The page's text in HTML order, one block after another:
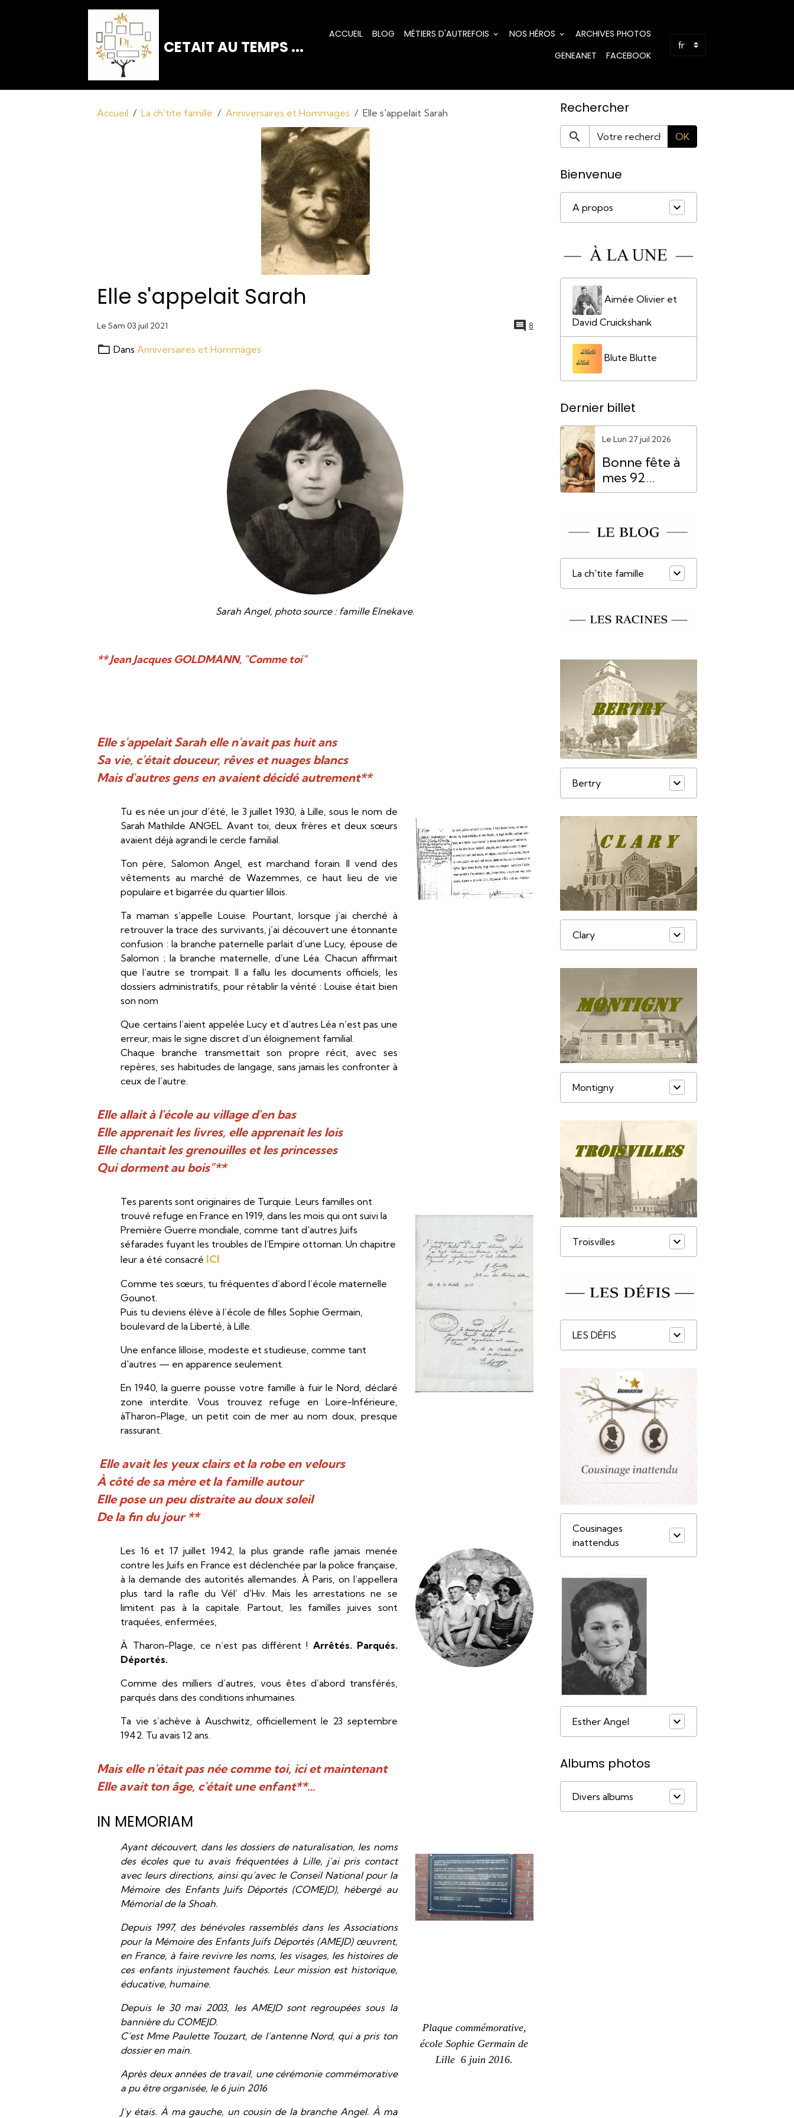
CETAIT AU TEMPS ...
ACCUEIL BLOG MÉTIERS D'AUTREFOIS NOS HÉROS
ARCHIVES PHOTOS
GENEANET
FACEBOOK
Accueil La ch'tite famille Anniversaires et Hommages Elle s'appelait Sarah
Elle s'appelait Sarah
Le Sam 03 juil 2021 8
DansAnniversaires et Hommages
Sarah Angel, photo source : famille Elnekave.
** Jean Jacques GOLDMANN, "Comme toi"
Elle s'appelait Sarah elle n'avait pas huit ans
Sa vie, c'était douceur, rêves et nuages blancs
Mais d'autres gens en avaient décidé autrement**
Tu es née un jour d’été, le 3 juillet 1930, à Lille, sous le nom de
Sarah Mathilde ANGEL. Avant toi, deux frères et deux sœurs
avaient déjà agrandi le cercle familial.
Ton père, Salomon Angel, est marchand forain. Il vend des
vêtements au marché de Wazemmes, ce haut lieu de vie
populaire et bigarrée du quartier lillois.
Ta maman s’appelle Louise. Pourtant, lorsque j’ai cherché à
retrouver la trace des survivants, j’ai découvert une étonnante
confusion : la branche paternelle parlait d’une Lucy, épouse de
Salomon ; la branche maternelle, d’une Léa. Chacun affirmait
que l’autre se trompait. Il a fallu les documents officiels, les
dossiers administratifs, pour rétablir la vérité : Louise était bien
son nom
Que certains l’aient appelée Lucy et d’autres Léa n’est pas une
erreur, mais le signe discret d’un éloignement familial.
Chaque branche transmettait son propre récit, avec ses
repères, ses habitudes de langage, sans jamais les confronter à
ceux de l’autre.
Elle allait à l'école au village d'en bas
Elle apprenait les livres, elle apprenait les lois
Elle chantait les grenouilles et les princesses
Qui dorment au bois"**
Tes parents sont originaires de Turquie. Leurs familles ont
trouvé refuge en France en 1919, dans les mois qui ont suivi la
Première Guerre mondiale, comme tant d'autres Juifs
séfarades fuyant les troubles de l’Empire ottoman. Un chapitre
leur a été consacré ICI
Comme tes sœurs, tu fréquentes d’abord l’école maternelle
Gounot.
Puis tu deviens élève à l’école de filles Sophie Germain,
boulevard de la Liberté, à Lille.
Une enfance lilloise, modeste et studieuse, comme tant
d'autres — en apparence seulement.
En 1940, la guerre pousse votre famille à fuir le Nord, déclaré
zone interdite. Vous trouvez refuge en Loire-Inférieure,
àTharon-Plage, un petit coin de mer au nom doux, presque
rassurant.
Elle avait les yeux clairs et la robe en velours
À côté de sa mère et la famille autour
Elle pose un peu distraite au doux soleil
De la fin du jour **
Les 16 et 17 juillet 1942, la plus grande rafle jamais menée
contre les Juifs en France est déclenchée par la police française,
à la demande des autorités allemandes. À Paris, on l’appellera
plus tard la rafle du Vél’ d’Hiv. Mais les arrestations ne se
limitent pas à la capitale. Partout, les familles juives sont
traquées, enfermées,
À Tharon-Plage, ce n’est pas différent ! Arrêtés. Parqués.
Déportés.
Comme des milliers d’autres, vous êtes d’abord transférés,
parqués dans des conditions inhumaines.
Ta vie s’achève à Auschwitz, officiellement le 23 septembre
1942. Tu avais 12 ans.
Mais elle n'était pas née comme toi, ici et maintenant
Elle avait ton âge, c'était une enfant**…
IN MEMORIAM
Ayant découvert, dans les dossiers de naturalisation, les noms
des écoles que tu avais fréquentées à Lille, j’ai pris contact
avec leurs directions, ainsi qu’avec le Conseil National pour la
Mémoire des Enfants Juifs Déportés (COMEJD), hébergé au
Mémorial de la Shoah.
Depuis 1997, des bénévoles rassemblés dans les Associations
pour la Mémoire des Enfants Juifs Déportés (AMEJD) œuvrent,
en France, à faire revivre les noms, les visages, les histoires de
ces enfants injustement fauchés. Leur mission est historique,
éducative, humaine.
Depuis le 30 mai 2003, les AMEJD sont regroupées sous la
bannière du COMEJD.
C’est Mme Paulette Touzart, de l’antenne Nord, qui a pris ton
dossier en main.
Après deux années de travail, une cérémonie commémorative
a pu être organisée, le 6 juin 2016
J’y étais. À ma gauche, un cousin de la branche Angel. À ma
Plaque commémorative,
école Sophie Germain de
Lille 6 juin 2016.
Rechercher
OK
Bienvenue
A propos
Aimée Olivier et
David Cruickshank
Blute Blutte
Dernier billet
Le Lun 27 juil 2026
Bonne fête à
mes 92
"Mamie
La ch'tite famille
Bertry
Clary
Montigny
Troisvilles
LES DÉFIS
Cousinages
inattendus
Esther Angel
Albums photos
Divers albums